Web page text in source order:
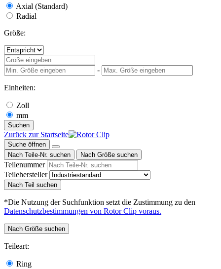
Axial (Standard)
Radial
Größe:
-
Einheiten:
Zoll
mm
Suchen
Zurück zur Startseite
Suche öffnen
Nach Teile-Nr. suchen
Nach Größe suchen
Teilenummer
Teilehersteller
Nach Teil suchen
*Die Nutzung der Suchfunktion setzt die Zustimmung zu den
Datenschutzbestimmungen von Rotor Clip voraus.
Nach Größe suchen
Teileart:
Ring